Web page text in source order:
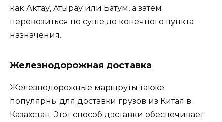
как Актау, Атырау или Батум, а затем
перевозиться по суше до конечного пункта
назначения.
Железнодорожная доставка
Железнодорожные маршруты также
популярны для доставки грузов из Китая в
Казахстан. Этот способ доставки обеспечивает